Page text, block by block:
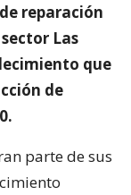
reparación
Las
que
de
parte de sus